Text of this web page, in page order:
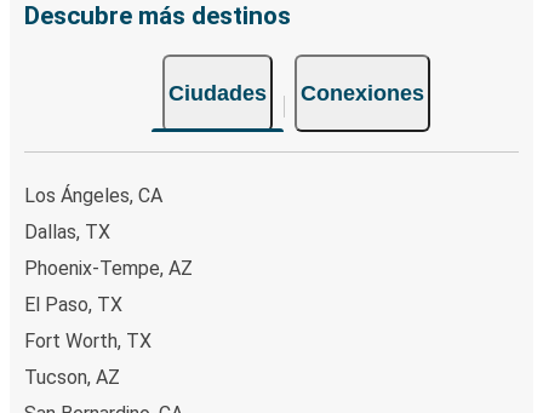
Descubre más destinos
Ciudades Conexiones
Los Ángeles, CA
Dallas, TX
Phoenix-Tempe, AZ
El Paso, TX
Fort Worth, TX
Tucson, AZ